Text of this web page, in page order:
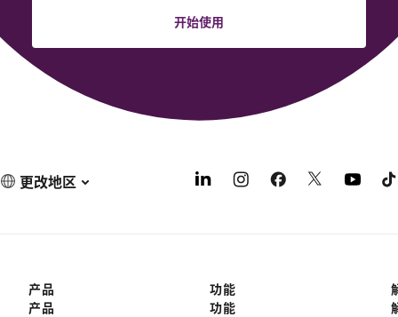
开始使用
更改地区
产品
产品
功能
功能